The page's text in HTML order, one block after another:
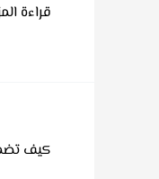
قراءة
كيف